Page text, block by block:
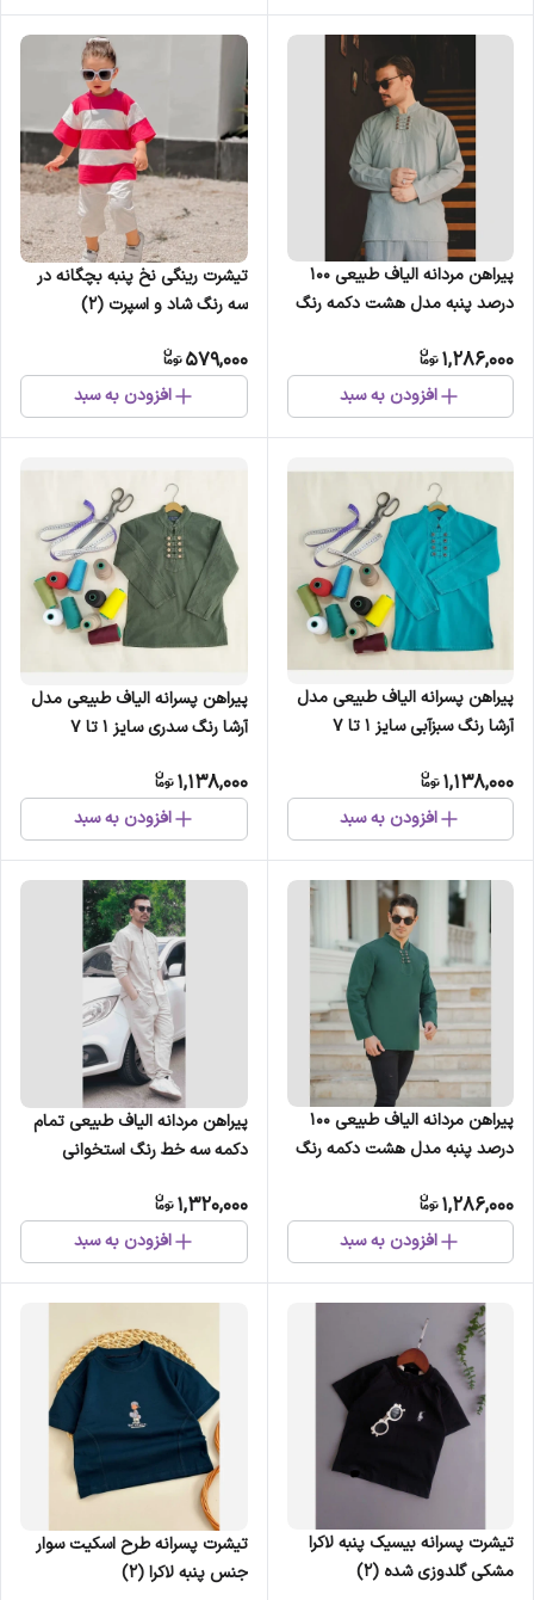
پیراهن مردانه الیاف طبیعی 100
درصد پنبه مدل هشت دکمه رنگ
1,286,000
افزودن به سبد
تیشرت رینگی نخ پنبه بچگانه در
سه رنگ شاد و اسپرت (2)
579,000
افزودن به سبد
پیراهن پسرانه الیاف طبیعی مدل
آرشا رنگ سبزآبی سایز 1 تا 7
1,138,000
افزودن به سبد
پیراهن پسرانه الیاف طبیعی مدل
آرشا رنگ سدری سایز 1 تا 7
1,138,000
افزودن به سبد
پیراهن مردانه الیاف طبیعی 100
درصد پنبه مدل هشت دکمه رنگ
1,286,000
افزودن به سبد
پیراهن مردانه الیاف طبیعی تمام
دکمه سه خط رنگ استخوانی
1,320,000
افزودن به سبد
تیشرت پسرانه بیسیک پنبه لاکرا
مشکی گلدوزی شده (2)
تیشرت پسرانه طرح اسکیت سوار
جنس پنبه لاکرا (2)